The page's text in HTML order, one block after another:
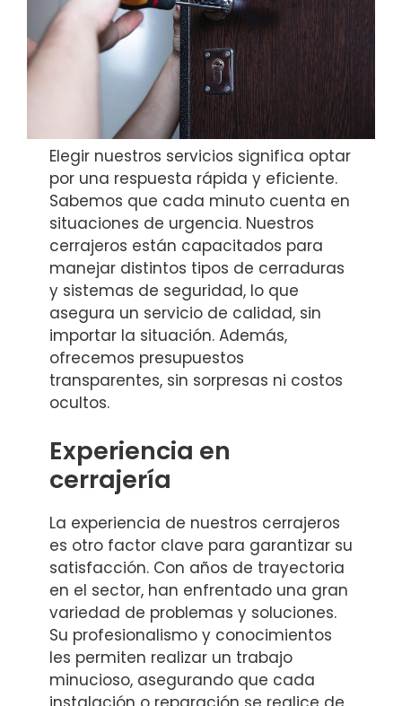
Elegir nuestros servicios significa optar
por una respuesta rápida y eficiente.
Sabemos que cada minuto cuenta en
situaciones de urgencia. Nuestros
cerrajeros están capacitados para
manejar distintos tipos de cerraduras
y sistemas de seguridad, lo que
asegura un servicio de calidad, sin
importar la situación. Además,
ofrecemos presupuestos
transparentes, sin sorpresas ni costos
ocultos.
Experiencia en
cerrajería
La experiencia de nuestros cerrajeros
es otro factor clave para garantizar su
satisfacción. Con años de trayectoria
en el sector, han enfrentado una gran
variedad de problemas y soluciones.
Su profesionalismo y conocimientos
les permiten realizar un trabajo
minucioso, asegurando que cada